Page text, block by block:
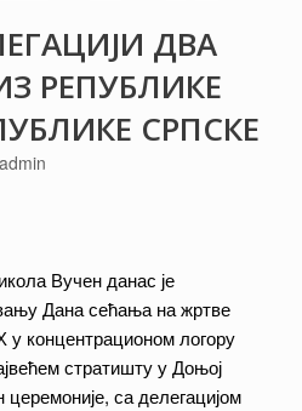
ДВА
РЕПУБЛИКЕ
СРПСКЕ
admin
Вучен данас је
Дана сећања на жртве
концентрационом логору
стратишту у Доњој
церемоније, са делегацијом